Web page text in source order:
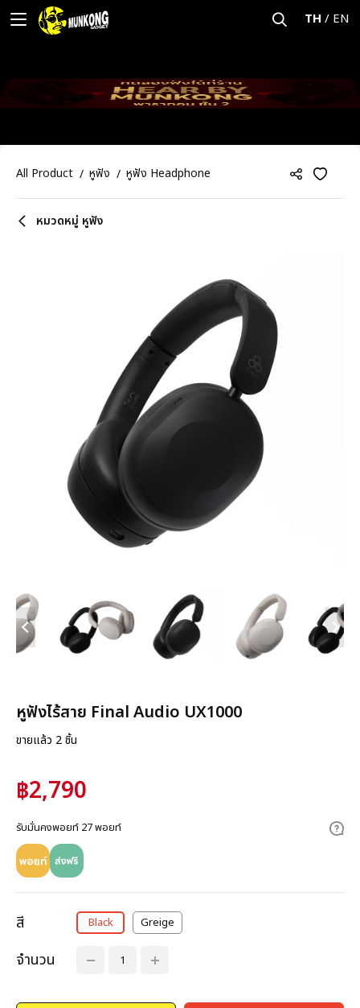
TH / EN
All Product หูฟัง หูฟัง Headphone
หมวดหมู่ หูฟัง
หูฟังไร้สาย Final Audio UX1000
ขายแล้ว 2 ชิ้น
฿2,790
รับมั่นคงพอยท์ 27 พอยท์
สี Black Greige
จำนวน